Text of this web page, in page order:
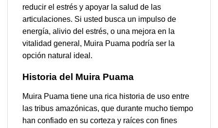
reducir el estrés y apoyar la salud de las
articulaciones. Si usted busca un impulso de
energía, alivio del estrés, o una mejora en la
vitalidad general, Muira Puama podría ser la
opción natural ideal.
Historia del Muira Puama
Muira Puama tiene una rica historia de uso entre
las tribus amazónicas, que durante mucho tiempo
han confiado en su corteza y raíces con fines